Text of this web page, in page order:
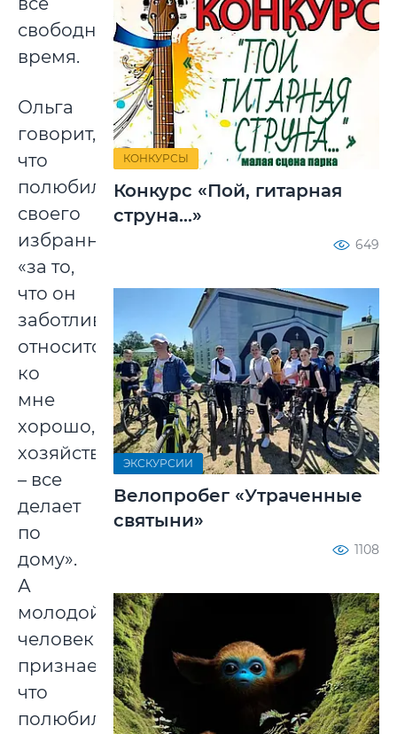
свободное
время.
Ольга
говорит,
что
полюбила
своего
избранника
«за то,
что он
заботливый,
относится
ко
мне
хорошо,
хозяйственный
– все
делает
по
дому».
А
молодой
человек
признается,
что
полюбил
КОНКУРСЫ
Конкурс «Пой, гитарная
струна...»
649
ЭКСКУРСИИ
Велопробег «Утраченные
святыни»
1108